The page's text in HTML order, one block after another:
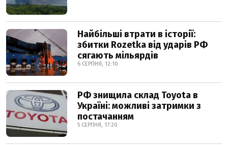
Найбільші втрати в історії:
збитки Rozetka від ударів РФ
сягають мільярдів
6 СЕРПНЯ, 12:10
РФ знищила склад Toyota в
Україні: можливі затримки з
постачанням
5 СЕРПНЯ, 17:20